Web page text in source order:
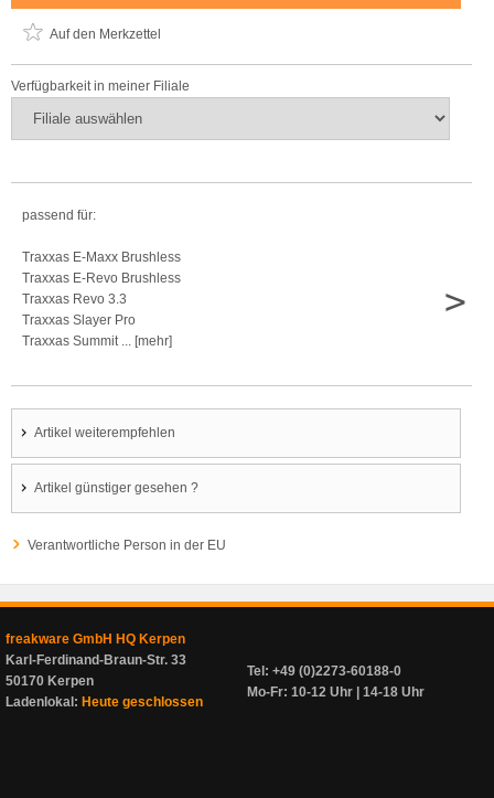
Auf den Merkzettel
Verfügbarkeit in meiner Filiale
passend für:
Traxxas E-Maxx Brushless
Traxxas E-Revo Brushless
Traxxas Revo 3.3
Traxxas Slayer Pro
Traxxas Summit ... [mehr]
>
Artikel weiterempfehlen
Artikel günstiger gesehen ?
Verantwortliche Person in der EU
freakware GmbH HQ Kerpen
Karl-Ferdinand-Braun-Str. 33
50170 Kerpen
Ladenlokal: Heute geschlossen
Tel: +49 (0)2273-60188-0
Mo-Fr: 10-12 Uhr | 14-18 Uhr